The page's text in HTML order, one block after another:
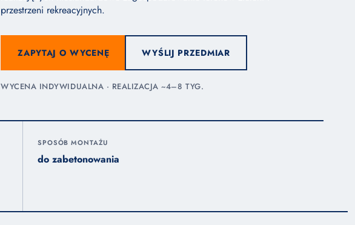
przestrzeni rekreacyjnych.
ZAPYTAJ O WYCENĘ WYŚLIJ PRZEDMIAR
WYCENA INDYWIDUALNA · REALIZACJA ~4–8 TYG.
SPOSÓB MONTAŻU
do zabetonowania